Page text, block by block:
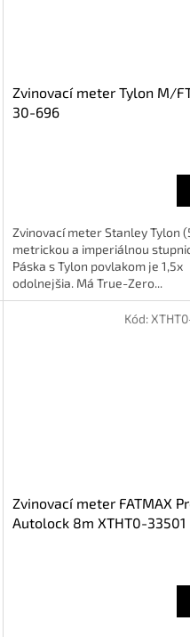
Zvinovací meter Tylon M/
30-696
Zvinovací meter Stanley Tylon
metrickou a imperiálnou
Páska s Tylon povlakom je 1,5x
odolnejšia. Má True-Zero...
Zvinovací meter FATMAX
Autolock 8m XTHT0-33501
Kód: